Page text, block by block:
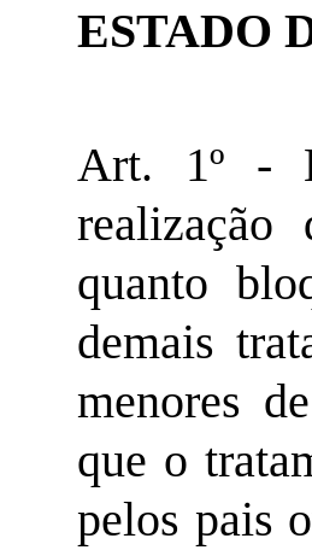
ESTADO
Art. 1º -
realização
quanto
demais
menores
que o
pelos pais